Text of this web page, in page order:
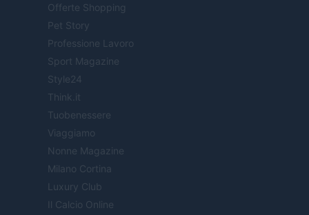
Offerte Shopping
Pet Story
Professione Lavoro
Sport Magazine
Style24
Think.it
Tuobenessere
Viaggiamo
Nonne Magazine
Milano Cortina
Luxury Club
Il Calcio Online